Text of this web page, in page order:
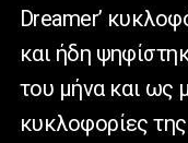
Dreamer’
και ήδη
του μήνα και ως
κυκλοφορίες